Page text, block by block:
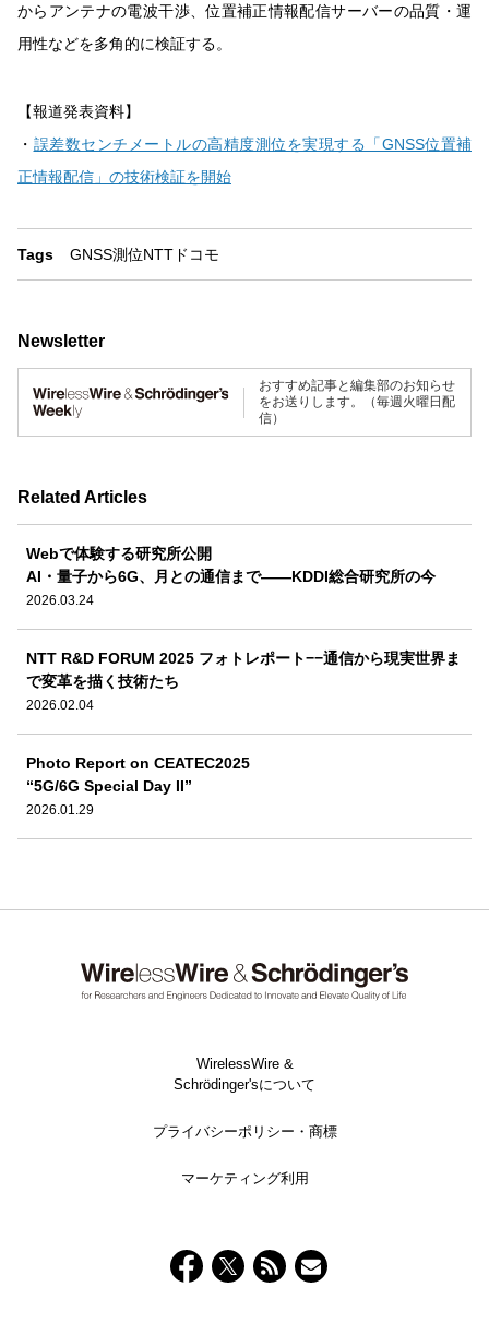
からアンテナの電波干渉、位置補正情報配信サーバーの品質・運
用性などを多角的に検証する。
【報道発表資料】
・ 誤差数センチメートルの高精度測位を実現する「GNSS位置補
正情報配信」の技術検証を開始
Tags GNSS測位NTTドコモ
Newsletter
おすすめ記事と編集部のお知らせ
をお送りします。（毎週火曜日配
信）
Related Articles
Webで体験する研究所公開
AI・量子から6G、月との通信まで――KDDI総合研究所の今
2026.03.24
NTT R&D FORUM 2025 フォトレポート−−通信から現実世界ま
で変革を描く技術たち
2026.02.04
Photo Report on CEATEC2025
“5G/6G Special Day II”
2026.01.29
WirelessWire &
Schrödinger'sについて
プライバシーポリシー・商標
マーケティング利用